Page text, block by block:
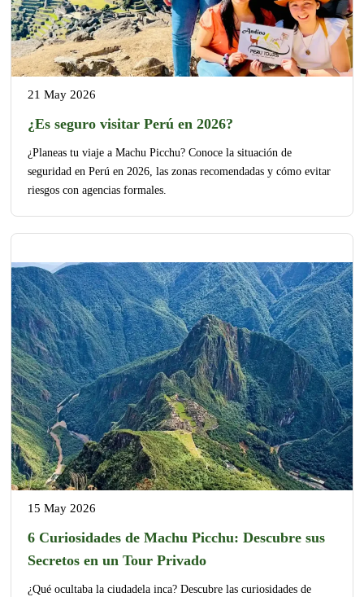
21 May 2026
¿Es seguro visitar Perú en 2026?
¿Planeas tu viaje a Machu Picchu? Conoce la situación de
seguridad en Perú en 2026, las zonas recomendadas y cómo evitar
riesgos con agencias formales.
15 May 2026
6 Curiosidades de Machu Picchu: Descubre sus
Secretos en un Tour Privado
¿Qué ocultaba la ciudadela inca? Descubre las curiosidades de